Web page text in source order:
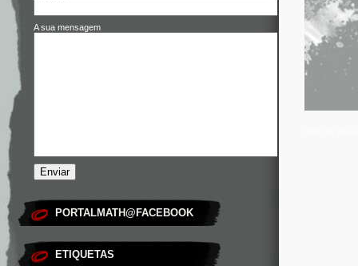
A sua mensagem
PORTALMATH@FACEBOOK
ETIQUETAS